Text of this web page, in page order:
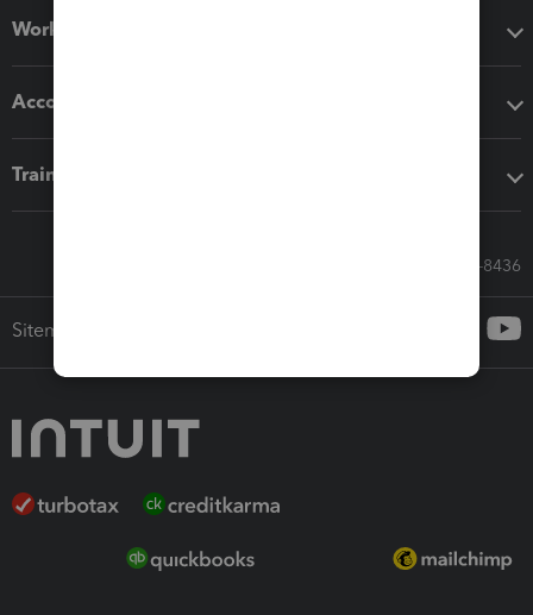
Workflow add-ons
Accounting solutions
Training & support
Call Sales: 833-564-8436
Sitemap